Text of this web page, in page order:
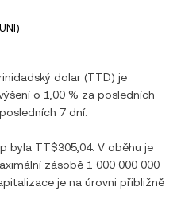
UNI)
dolar (TTD) je
o 1,00 % za posledních
7 dní.
byla TT$305,04. V oběhu je
zásobě 1 000 000 000
je na úrovni přibližně